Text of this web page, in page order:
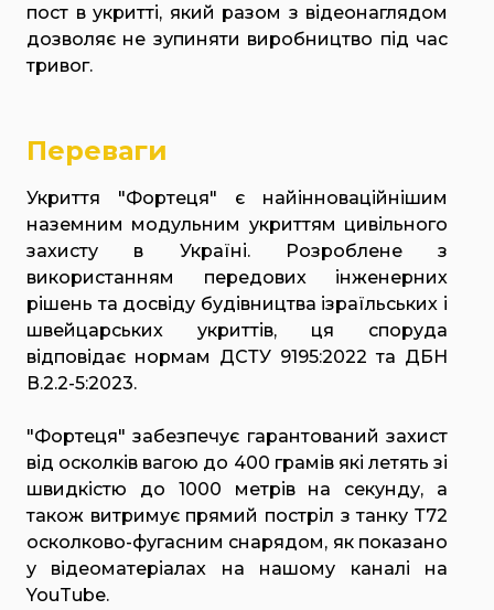
пост в укритті, який разом з відеонаглядом
дозволяє не зупиняти виробництво під час
тривог.
Переваги
Укриття "Фортеця" є найінноваційнішим
наземним модульним укриттям цивільного
захисту в Україні. Розроблене з
використанням передових інженерних
рішень та досвіду будівництва ізраїльських і
швейцарських укриттів, ця споруда
відповідає нормам ДСТУ 9195:2022 та ДБН
В.2.2-5:2023.
"Фортеця" забезпечує гарантований захист
від осколків вагою до 400 грамів які летять зі
швидкістю до 1000 метрів на секунду, а
також витримує прямий постріл з танку Т72
осколково-фугасним снарядом, як показано
у відеоматеріалах на нашому каналі на
YouTube.